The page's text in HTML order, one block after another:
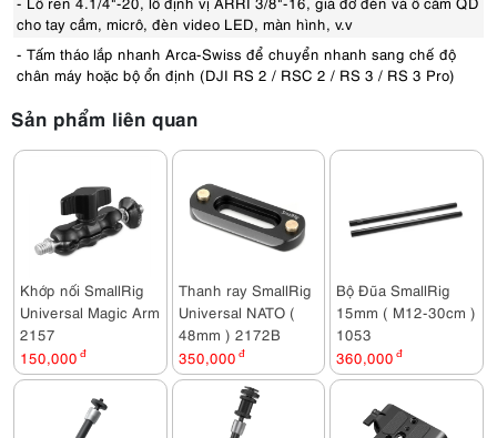
cho tay cầm, micrô, đèn video LED, màn hình, v.v
- Tấm tháo lắp nhanh Arca-Swiss để chuyển nhanh sang chế độ
chân máy hoặc bộ ổn định (DJI RS 2 / RSC 2 / RS 3 / RS 3 Pro)
Sản phẩm liên quan
Khớp nối SmallRig
Universal Magic Arm
2157
150,000 đ
Thanh ray SmallRig
Universal NATO (
48mm ) 2172B
350,000 đ
Bộ Đũa SmallRig
15mm ( M12-30cm )
1053
360,000 đ